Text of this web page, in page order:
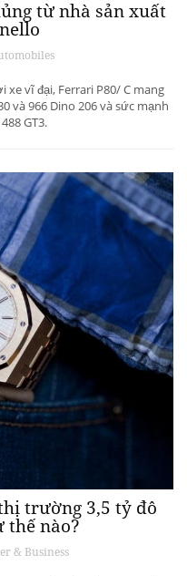
từ ​​nhà sản xuất
vĩ đại, Ferrari P80/ C mang
và 966 Dino 206 và sức mạnh
GT3.
trường 3,5 tỷ đô
thế nào?
& Business